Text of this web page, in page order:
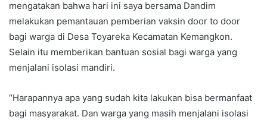
mengatakan bahwa hari ini saya bersama Dandim
melakukan pemantauan pemberian vaksin door to door
bagi warga di Desa Toyareka Kecamatan Kemangkon.
Selain itu memberikan bantuan sosial bagi warga yang
menjalani isolasi mandiri.
“Harapannya apa yang sudah kita lakukan bisa bermanfaat
bagi masyarakat. Dan warga yang masih menjalani isolasi